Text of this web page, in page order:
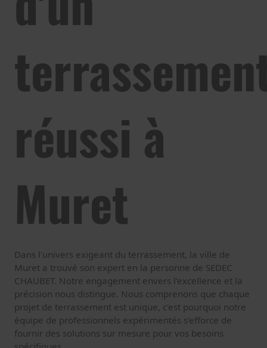
réussi à
Muret
Dans l'univers exigeant du terrassement, la ville de
Muret a trouvé son expert en la personne de SEDEC
CHAUBET. Notre engagement envers l'excellence et la
précision nous distingue. Nous comprenons que chaque
projet de terrassement est unique, c'est pourquoi notre
équipe de professionnels expérimentés s'efforce de
fournir des solutions sur mesure pour vos besoins